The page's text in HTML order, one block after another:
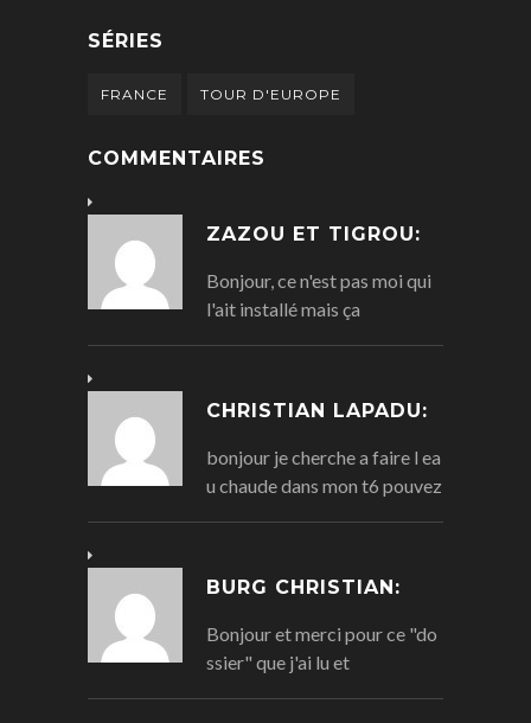
SÉRIES
FRANCE TOUR D'EUROPE
COMMENTAIRES
ZAZOU ET TIGROU:
Bonjour, ce n'est pas moi qui
l'ait installé mais ça
CHRISTIAN LAPADU:
bonjour je cherche a faire l ea
u chaude dans mon t6 pouvez
BURG CHRISTIAN:
Bonjour et merci pour ce "do
ssier" que j'ai lu et